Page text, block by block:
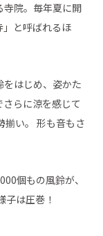
寺院。毎年夏に開
と呼ばれるほ
はじめ、姿かた
らに涼を感じて
揃い。 形も音もさ
個もの風鈴が、
子は圧巻！